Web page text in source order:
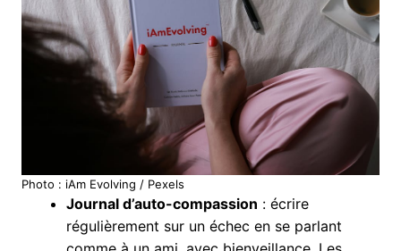
Photo : iAm Evolving / Pexels
Journal d’auto-compassion : écrire
régulièrement sur un échec en se parlant